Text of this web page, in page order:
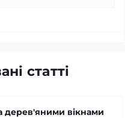
статті
дерев'яними вікнами